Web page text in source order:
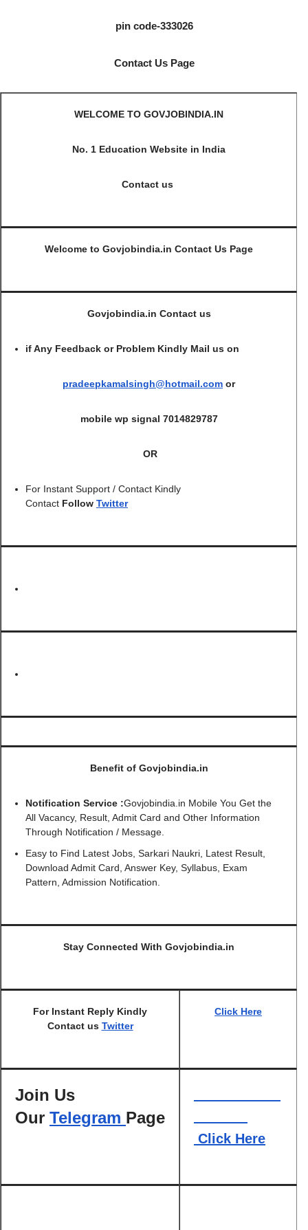
pin code-333026
Contact Us Page
WELCOME TO GOVJOBINDIA.IN
No. 1 Education Website in India
Contact us
Welcome to Govjobindia.in Contact Us Page
Govjobindia.in Contact us
if Any Feedback or Problem Kindly Mail us on
pradeepkamalsingh@hotmail.com or
mobile wp signal 7014829787
OR
For Instant Support / Contact Kindly
Contact Follow Twitter
Benefit of Govjobindia.in
Notification Service :Govjobindia.in Mobile You Get the
All Vacancy, Result, Admit Card and Other Information
Through Notification / Message.
Easy to Find Latest Jobs, Sarkari Naukri, Latest Result,
Download Admit Card, Answer Key, Syllabus, Exam
Pattern, Admission Notification.
Stay Connected With Govjobindia.in
For Instant Reply Kindly
Contact us Twitter
Click Here
Join Us
Our Telegram Page
Click Here